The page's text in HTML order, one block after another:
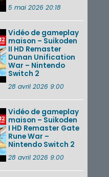
5 mai 2026 20:18
Vidéo de gameplay
maison – Suikoden
II HD Remaster
Dunan Unification
War – Nintendo
Switch 2
28 avril 2026 9:00
Vidéo de gameplay
maison – Suikoden
I HD Remaster Gate
Rune War –
Nintendo Switch 2
28 avril 2026 9:00